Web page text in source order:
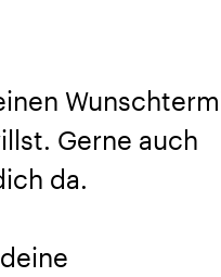
Gerne auch
da.